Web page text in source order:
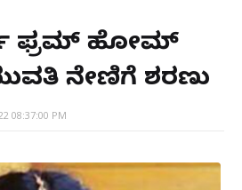
ಫ್ರಮ್ ಹೋಮ್
ನೇಣಿಗೆ ಶರಣು
08:37:00 PM